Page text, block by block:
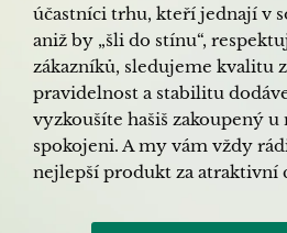
účastníci trhu, kteří jednají v
aniž by „šli do stínu“,
zákazníků, sledujeme kvalitu
pravidelnost a stabilitu
vyzkoušíte hašiš zakoupený u
spokojeni. A my vám vždy
nejlepší produkt za atraktivní